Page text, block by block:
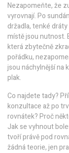
Nezapomeňte, že
vyrovnají. Po
držadla,tenké
místějsou nutnost.
která zbytečně
pořádku,
jsou náchylnější na
plak.
Co najdete tady?
konzultace až po
rovnátek? Proč
Jak se vyhnout
tvoří právě pod
žádná teorie, jen